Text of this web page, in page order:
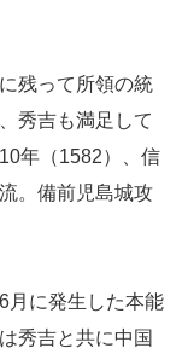
残って所領の統
秀吉も満足して
年（1582）、信
。備前児島城攻
に発生した本能
秀吉と共に中国